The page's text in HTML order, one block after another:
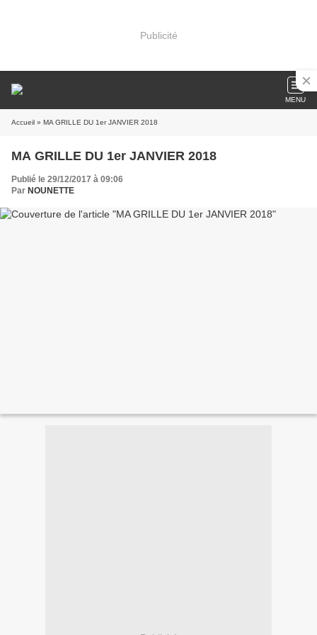
Publicité
MENU
Accueil » MA GRILLE DU 1er JANVIER 2018
MA GRILLE DU 1er JANVIER 2018
Publié le 29/12/2017 à 09:06
Par NOUNETTE